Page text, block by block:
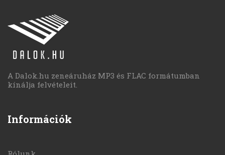
A Dalok.hu zeneáruház MP3 és FLAC formátumban
kínálja felvételeit.
Információk